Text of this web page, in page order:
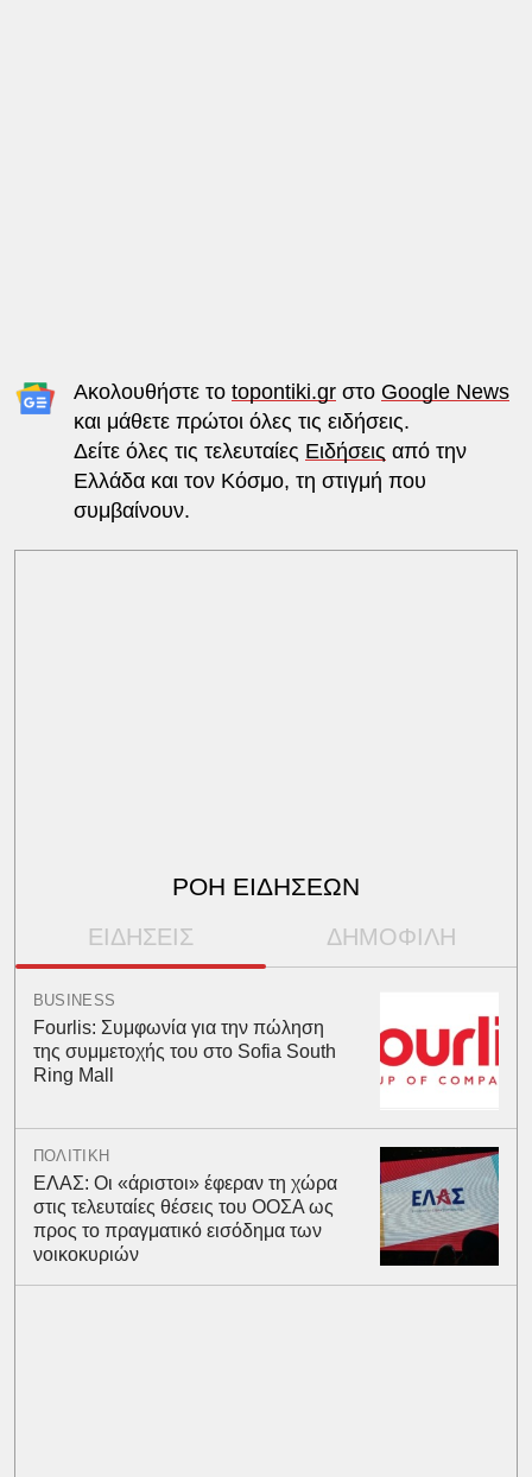
Ακολουθήστε το topontiki.grστο Google News
και μάθετε πρώτοι όλες τις ειδήσεις.
Δείτε όλες τις τελευταίες Ειδήσεις από την
Ελλάδα και τον Κόσμο, τη στιγμή που
συμβαίνουν.
ΡΟΗ ΕΙΔΗΣΕΩΝ
ΕΙΔΗΣΕΙΣ ΔΗΜΟΦΙΛΗ
BUSINESS
Fourlis: Συμφωνία για την πώληση
της συμμετοχής του στο Sofia South
Ring Mall
ΠΟΛΙΤΙΚΗ
ΕΛΑΣ: Οι «άριστοι» έφεραν τη χώρα
στις τελευταίες θέσεις του ΟΟΣΑ ως
προς το πραγματικό εισόδημα των
νοικοκυριών